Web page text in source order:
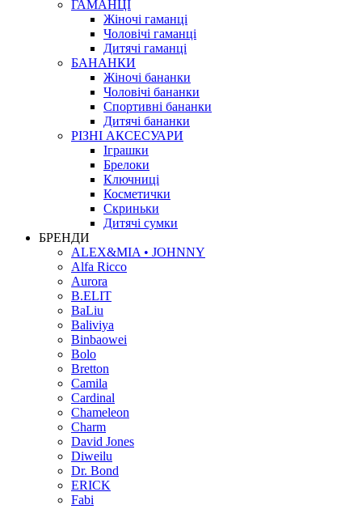
ГАМАНЦІ
Жіночі гаманці
Чоловічі гаманці
Дитячі гаманці
БАНАНКИ
Жіночі бананки
Чоловічі бананки
Спортивні бананки
Дитячі бананки
РІЗНІ АКСЕСУАРИ
Іграшки
Брелоки
Ключниці
Косметички
Скриньки
Дитячі сумки
БРЕНДИ
ALEX&MIA • JOHNNY
Alfa Ricco
Aurora
B.ELIT
BaLiu
Baliviya
Binbaowei
Bolo
Bretton
Camila
Cardinal
Chameleon
Charm
David Jones
Diweilu
Dr. Bond
ERICK
Fabi